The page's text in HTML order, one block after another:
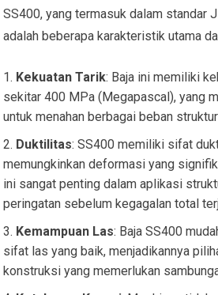
SS400, yang termasuk dalam standar
adalah beberapa karakteristik utama
Kekuatan Tarik: Baja ini memiliki
sekitar 400 MPa (Megapascal), yang
untuk menahan berbagai beban
Duktilitas: SS400 memiliki sifat
memungkinkan deformasi yang
ini sangat penting dalam aplikasi
peringatan sebelum kegagalan total
Kemampuan Las: Baja SS400
sifat las yang baik, menjadikannya
konstruksi yang memerlukan